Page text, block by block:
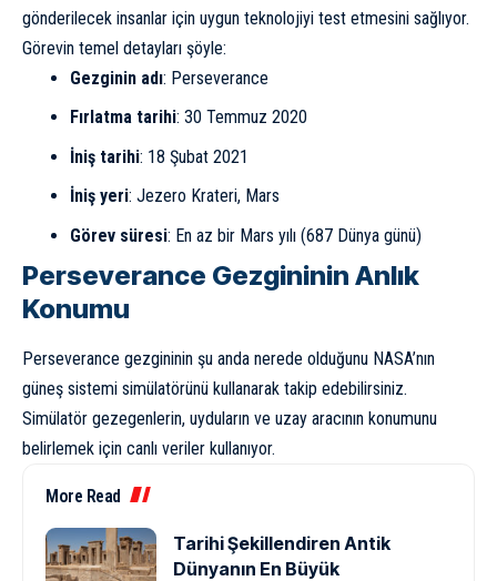
gönderilecek insanlar için uygun teknolojiyi test etmesini sağlıyor.
Görevin temel detayları şöyle:
Gezginin adı: Perseverance
Fırlatma tarihi: 30 Temmuz 2020
İniş tarihi: 18 Şubat 2021
İniş yeri: Jezero Krateri, Mars
Görev süresi: En az bir Mars yılı (687 Dünya günü)
Perseverance Gezgininin Anlık
Konumu
Perseverance gezgininin şu anda nerede olduğunu NASA’nın
güneş sistemi simülatörünü kullanarak takip edebilirsiniz.
Simülatör gezegenlerin, uyduların ve uzay aracının konumunu
belirlemek için canlı veriler kullanıyor.
More Read
Tarihi Şekillendiren Antik
Dünyanın En Büyük